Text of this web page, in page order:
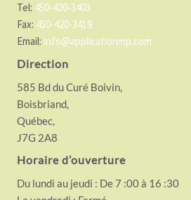
Tel: 450-420-3403
Fax: 450-420-3419
Email: info@applicationmp.com
Direction
585 Bd du Curé Boivin,
Boisbriand,
Québec,
J7G 2A8
Horaire d’ouverture
Du lundi au jeudi : De 7 :00 à 16 :30